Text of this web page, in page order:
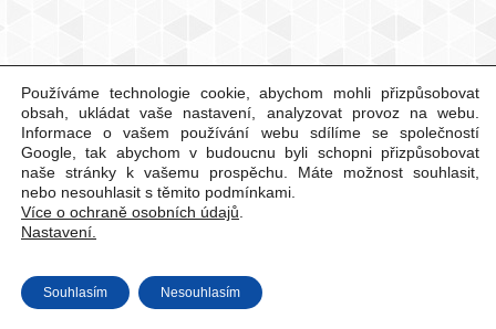
Používáme technologie cookie, abychom mohli přizpůsobovat
obsah, ukládat vaše nastavení, analyzovat provoz na webu.
Informace o vašem používání webu sdílíme se společností
Google, tak abychom v budoucnu byli schopni přizpůsobovat
naše stránky k vašemu prospěchu. Máte možnost souhlasit,
nebo nesouhlasit s těmito podmínkami.
Více o ochraně osobních údajů
Nastavení.
Souhlasím Nesouhlasím